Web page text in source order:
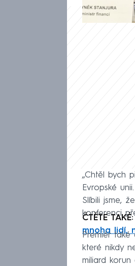
„Chtěl bych
Evropské
Slíbili jsme,
konferenci
ČTĚTE
mnoha lidí,
Premiér
které nikdy
miliard korun